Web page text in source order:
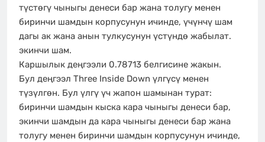
түстөгү чыныгы денеси бар жана толугу менен
биринчи шамдын корпусунун ичинде, үчүнчү шам
дагы ак жана анын тулкусунун үстүндө жабылат.
экинчи шам.
Каршылык деңгээли 0.78713 белгисине жакын.
Бул деңгээл Three Inside Down үлгүсү менен
түзүлгөн. Бул үлгү үч жапон шамынан турат:
биринчи шамдын кыска кара чыныгы денеси бар,
экинчи шамдын да кара чыныгы денеси бар жана
толугу менен биринчи шамдын корпусунун ичинде,